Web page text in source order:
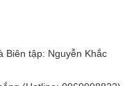
Biên tập: Nguyễn Khắc